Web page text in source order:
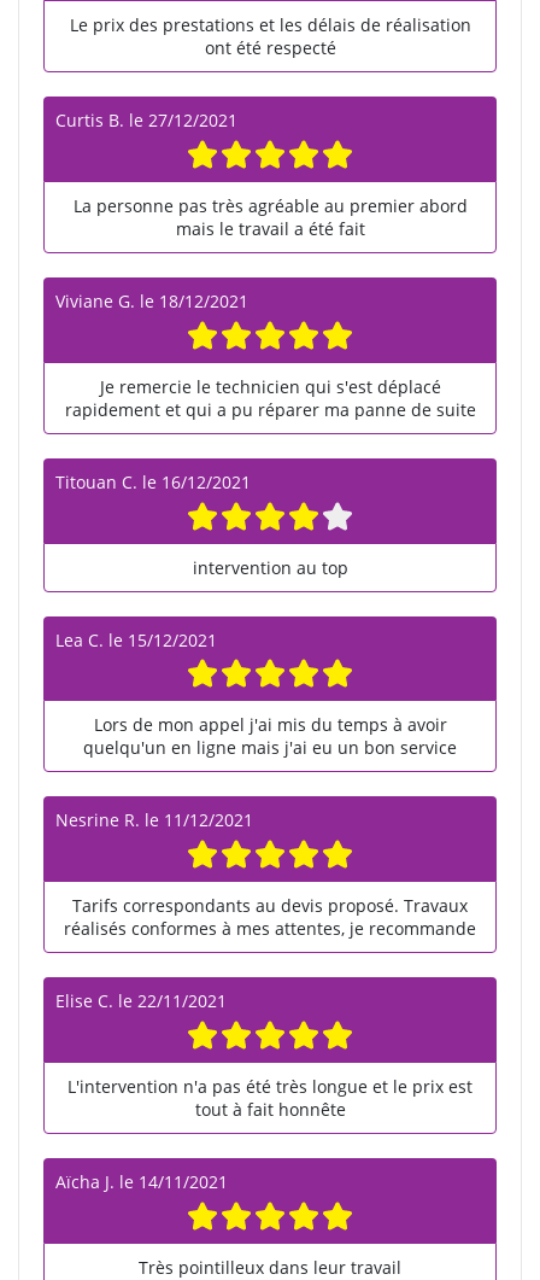
Le prix des prestations et les délais de réalisation
ont été respecté
Curtis B. le 27/12/2021
La personne pas très agréable au premier abord
mais le travail a été fait
Viviane G. le 18/12/2021
Je remercie le technicien qui s'est déplacé
rapidement et qui a pu réparer ma panne de suite
Titouan C. le 16/12/2021
intervention au top
Lea C. le 15/12/2021
Lors de mon appel j'ai mis du temps à avoir
quelqu'un en ligne mais j'ai eu un bon service
Nesrine R. le 11/12/2021
Tarifs correspondants au devis proposé. Travaux
réalisés conformes à mes attentes, je recommande
Elise C. le 22/11/2021
L'intervention n'a pas été très longue et le prix est
tout à fait honnête
Aïcha J. le 14/11/2021
Très pointilleux dans leur travail